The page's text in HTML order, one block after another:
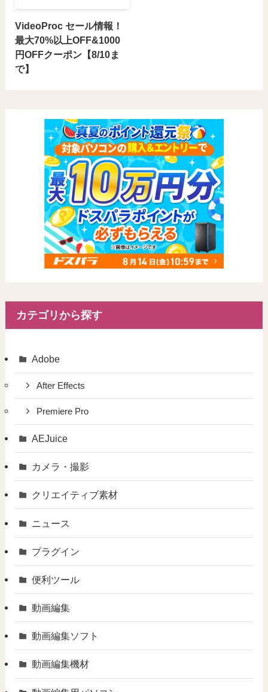
VideoProc セール情報！
最大70%以上OFF&1000
円OFFクーポン【8/10ま
で】
カテゴリから探す
Adobe
After Effects
Premiere Pro
AEJuice
カメラ・撮影
クリエイティブ素材
ニュース
プラグイン
便利ツール
動画編集
動画編集ソフト
動画編集機材